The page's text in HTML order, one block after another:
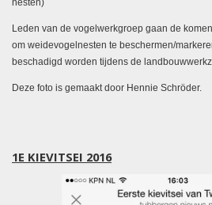
nesten)
Leden van de vogelwerkgroep gaan de
om weidevogelnesten te beschermen/
beschadigd worden tijdens de
Deze foto is gemaakt door Hennie Schröder.
1E KIEVITSEI 2016